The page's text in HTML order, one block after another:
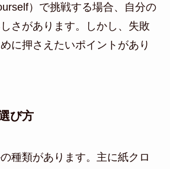
）で挑戦する場合、自分の
さがあります。しかし、失敗
に押さえたいポイントがあり
び方
種類があります。主に紙クロ